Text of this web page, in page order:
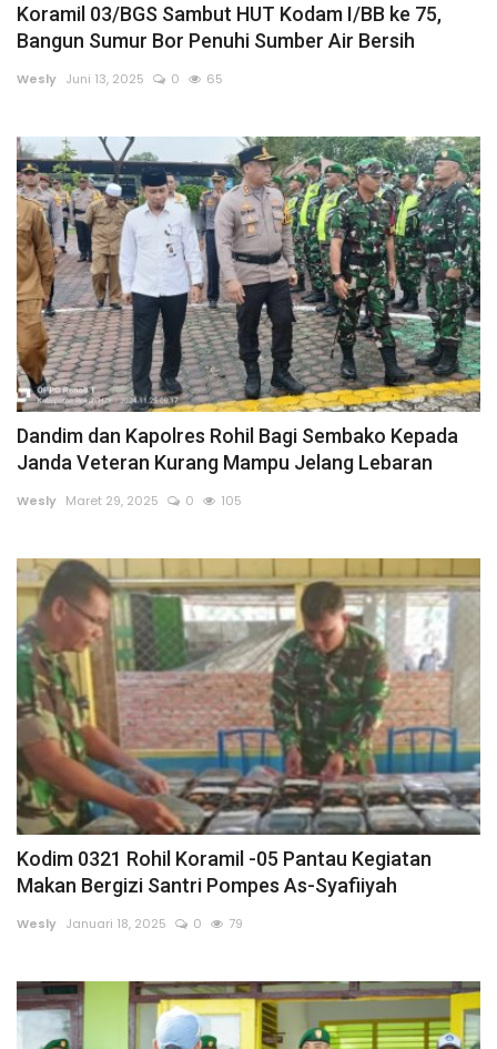
Otomotif
Umum
Gallery
Politik
Daerah
Sumbar
Kepri
Pariwisata
Sulawesi Utara (Sulut)
Opini
Rubrik
Lampung
Koramil 03/BGS Sambut HUT Kodam I/BB ke 75,
Bangun Sumur Bor Penuhi Sumber Air Bersih
Wesly Juni 13, 2025 0 65
Dandim dan Kapolres Rohil Bagi Sembako Kepada
Janda Veteran Kurang Mampu Jelang Lebaran
Wesly Maret 29, 2025 0 105
Kodim 0321 Rohil Koramil -05 Pantau Kegiatan
Makan Bergizi Santri Pompes As-Syafiiyah
Wesly Januari 18, 2025 0 79